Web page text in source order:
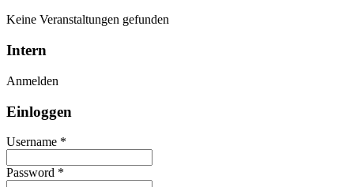
Keine Veranstaltungen gefunden
Intern
Anmelden
Einloggen
Username *
Password *